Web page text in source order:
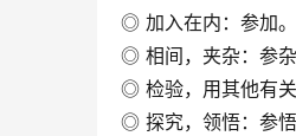
◎ 加入在内：参加。
◎ 相间，夹杂：参杂
◎ 检验，用其他有关
◎ 探究，领悟：参悟